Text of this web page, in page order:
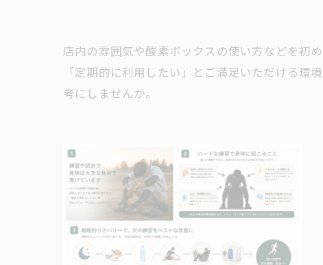
店内の雰囲気や酸素ボックスの使い方などを初
「定期的に利用したい」とご満足いただける
考にしませんか。